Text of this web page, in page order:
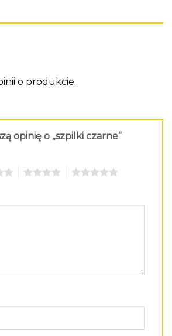
o produkcie.
opinię o „szpilki czarne”